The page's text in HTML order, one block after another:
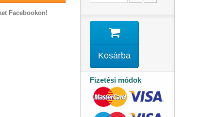
Facebookon!
Kosárba
Fizetési módok